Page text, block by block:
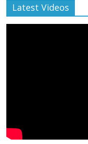
Latest Videos